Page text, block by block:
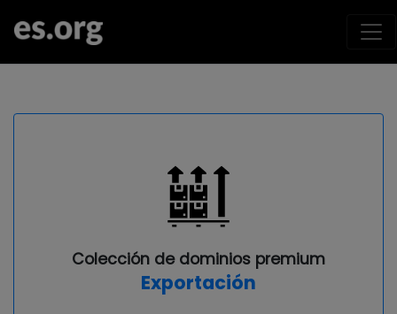
Colección de dominios premium
Exportación